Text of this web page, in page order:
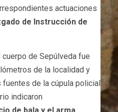
actuaciones
de Instrucción de
cuerpo de Sepúlveda fue
de la localidad y
fuentes de la cúpula policial
indicaron